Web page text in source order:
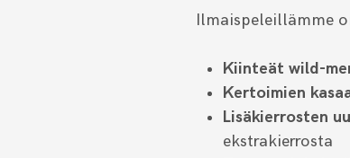
Ilmaispeleillämme
Kiinteät wild-
Kertoimien
Lisäkierrosten
ekstrakierrosta